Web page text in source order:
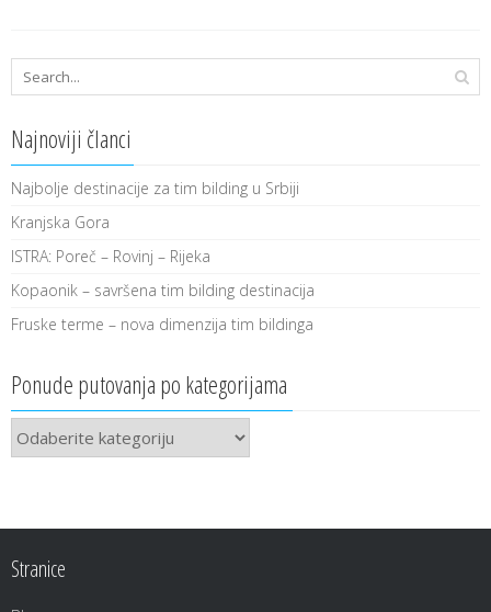
Najnoviji članci
Najbolje destinacije za tim bilding u Srbiji
Kranjska Gora
ISTRA: Poreč – Rovinj – Rijeka
Kopaonik – savršena tim bilding destinacija
Fruske terme – nova dimenzija tim bildinga
Ponude putovanja po kategorijama
Ponude
putovanja
Stranice